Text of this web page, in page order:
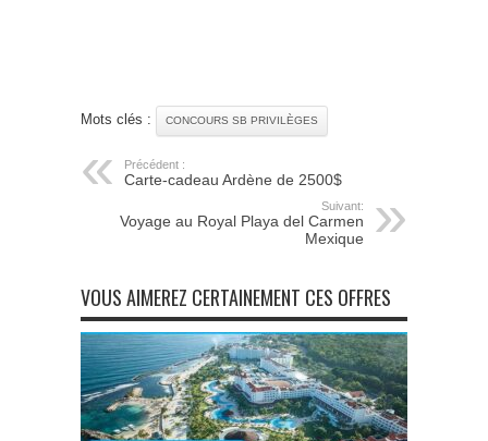
Mots clés : CONCOURS SB PRIVILÈGES
Précédent :
Carte-cadeau Ardène de 2500$
Suivant:
Voyage au Royal Playa del Carmen
Mexique
VOUS AIMEREZ CERTAINEMENT CES OFFRES